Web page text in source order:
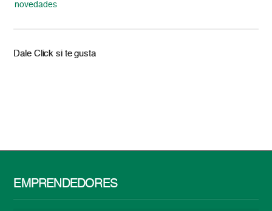
novedades
Dale Click si te gusta
EMPRENDEDORES